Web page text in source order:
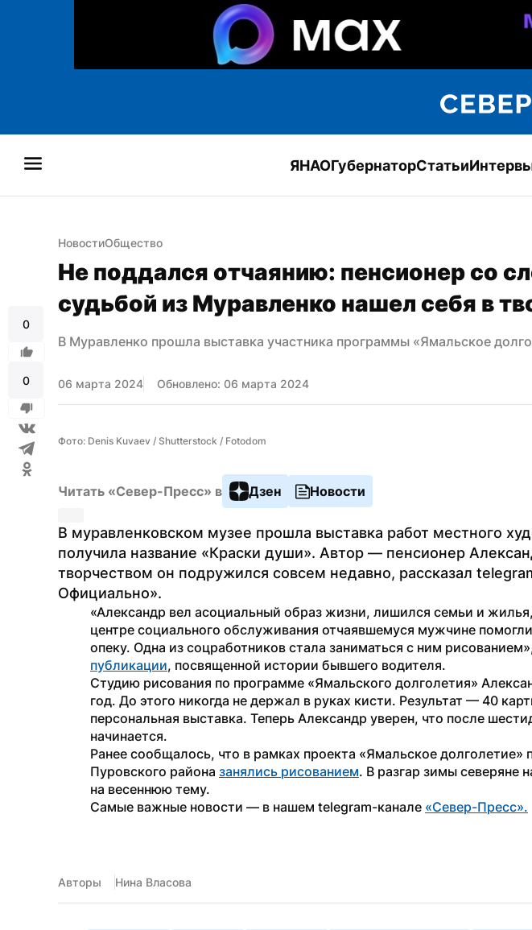
ЯНАОГубернаторСтатьи
0
0
НовостиОбщество
Не поддался отчаянию: пенсионер со
судьбой из Муравленко нашел себя в
В Муравленко прошла выставка участника программы «Ямальское
06 марта 2024 Обновлено: 06 марта 2024
Фото: Denis Kuvaev / Shutterstock / Fotodom
Читать «Север-Пресс» в Дзен Новости
В муравленковском музее прошла выставка работ местного
получила название «Краски души». Автор — пенсионер
творчеством он подружился совсем недавно, рассказал
Официально».
«Александр вел асоциальный образ жизни, лишился семьи и
центре социального обслуживания отчаявшемуся мужчине
публикации, посвященной истории бывшего водителя.
Студию рисования по программе «Ямальского долголетия»
год. До этого никогда не держал в руках кисти. Результат — 40
персональная выставка. Теперь Александр уверен, что после
начинается.
Ранее сообщалось, что в рамках проекта «Ямальское долголетие»
Пуровского района занялись рисованием. В разгар зимы северяне
на весеннюю тему.
Самые важные новости — в нашем telegram-канале «Север-Пресс».
Авторы Нина Власова